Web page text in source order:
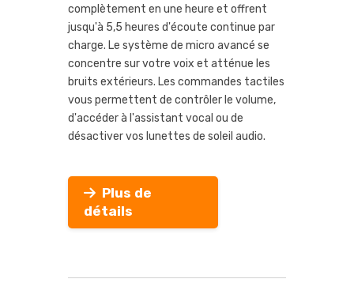
complètement en une heure et offrent
jusqu'à 5,5 heures d'écoute continue par
charge. Le système de micro avancé se
concentre sur votre voix et atténue les
bruits extérieurs. Les commandes tactiles
vous permettent de contrôler le volume,
d'accéder à l'assistant vocal ou de
désactiver vos lunettes de soleil audio.
Plus de
détails